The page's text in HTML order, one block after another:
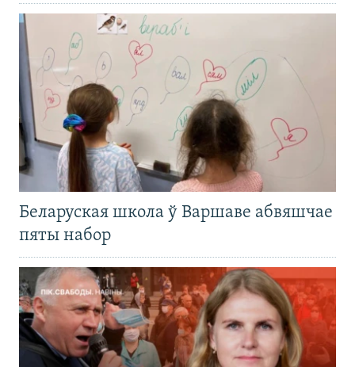
Беларуская школа ў Варшаве абвяшчае
пяты набор